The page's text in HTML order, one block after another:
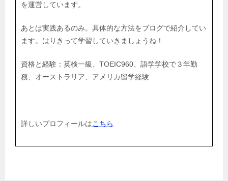
を運営しています。
あとは実践あるのみ。具体的な方法をブログで紹介してい
ます。はりきって学習していきましょうね！
資格と経験：英検一級、TOEIC960、語学学校で３年勤
務、オーストラリア、アメリカ留学経験
詳しいプロフィールはこちら